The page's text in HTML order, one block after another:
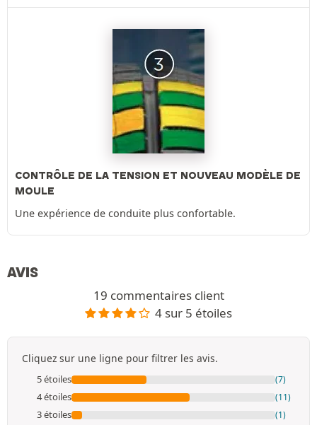
CONTRÔLE DE LA TENSION ET NOUVEAU MODÈLE DE
MOULE
Une expérience de conduite plus confortable.
AVIS
19 commentaires client
4 sur 5 étoiles
Cliquez sur une ligne pour filtrer les avis.
5 étoiles (7)
4 étoiles (11)
3 étoiles (1)